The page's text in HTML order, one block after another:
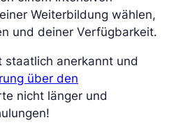
Weiterbildung wählen,
und deiner Verfügbarkeit.
staatlich anerkannt und
über den
nicht länger und